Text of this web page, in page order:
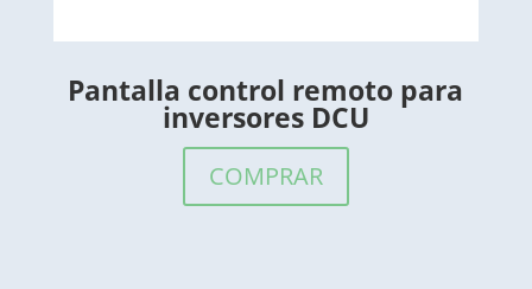
Pantalla control remoto para
inversores DCU
COMPRAR